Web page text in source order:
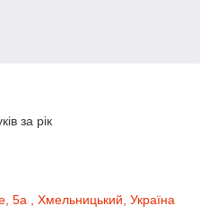
за рік
5а , Хмельницький, Україна